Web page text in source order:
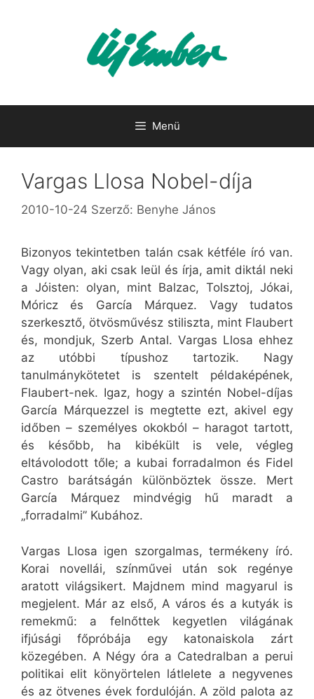
Menü
Vargas Llosa Nobel-díja
2010-10-24 Szerző: Benyhe János
Bizonyos tekintetben talán csak kétféle író van.
Vagy olyan, aki csak leül és írja, amit diktál neki
a Jóisten: olyan, mint Balzac, Tolsztoj, Jókai,
Móricz és García Márquez. Vagy tudatos
szerkesztő, ötvösművész stiliszta, mint Flaubert
és, mondjuk, Szerb Antal. Vargas Llosa ehhez
az utóbbi típushoz tartozik. Nagy
tanulmánykötetet is szentelt példaképének,
Flaubert-nek. Igaz, hogy a szintén Nobel-díjas
García Márquezzel is megtette ezt, akivel egy
időben – személyes okokból – haragot tartott,
és később, ha kibékült is vele, végleg
eltávolodott tőle; a kubai forradalmon és Fidel
Castro barátságán különböztek össze. Mert
García Márquez mindvégig hű maradt a
„forradalmi” Kubához.
Vargas Llosa igen szorgalmas, termékeny író.
Korai novellái, színművei után sok regénye
aratott világsikert. Majdnem mind magyarul is
megjelent. Már az első, A város és a kutyák is
remekmű: a felnőttek kegyetlen világának
ifjúsági főpróbája egy katonaiskola zárt
közegében. A Négy óra a Catedralban a perui
politikai elit könyörtelen látlelete a negyvenes
és az ötvenes évek fordulóján. A zöld palota az